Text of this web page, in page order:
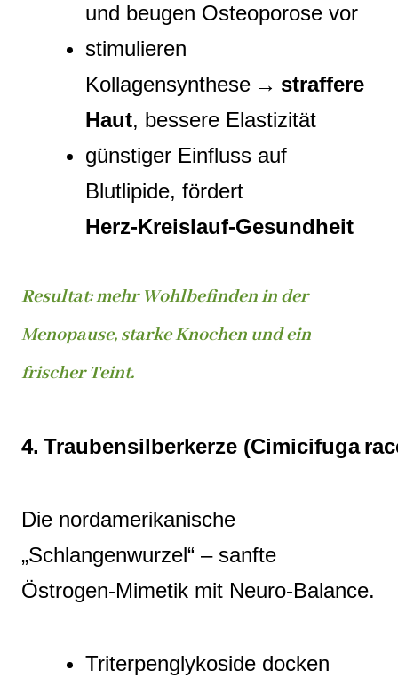
und beugen Osteoporose vor
stimulieren
Kollagensynthese → straffere
Haut, bessere Elastizität
günstiger Einfluss auf
Blutlipide, fördert
Herz‑Kreislauf‑Gesundheit
Resultat: mehr Wohlbefinden in der
Menopause, starke Knochen und ein
frischer Teint.
4. Traubensilberkerze (Cimicifuga
Die nordamerikanische
„Schlangenwurzel“ – sanfte
Östrogen‑Mimetik mit Neuro‑Balance.
Triterpenglykoside docken